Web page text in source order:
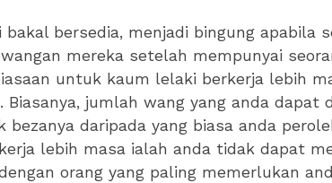
bakal bersedia, menjadi bingung apabila
mereka setelah mempunyai
untuk kaum lelaki berkerja lebih
Biasanya, jumlah wang yang anda dapat
bezanya daripada yang biasa anda
lebih masa ialah anda tidak dapat
orang yang paling memerlukan